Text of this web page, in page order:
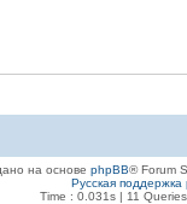
на основе phpBB® Forum
Русская поддержка
Time : 0.031s | 11